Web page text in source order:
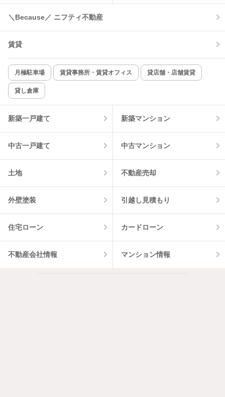
コンロ2口以上
新着のみ インターネット無料
該当件数:
7
物件一覧に反映
＼Because／ ニフティ不動産
賃貸
月極駐車場 賃貸事務所・賃貸オフィス 貸店舗・店舗賃貸
貸し倉庫
新築一戸建て 新築マンション
中古一戸建て 中古マンション
土地 不動産売却
外壁塗装 引越し見積もり
住宅ローン カードローン
不動産会社情報 マンション情報